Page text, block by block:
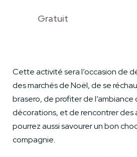
Gratuit
Cette activité sera l’occasion de
des marchés de Noël, de se
brasero, de profiter de l’ambiance
décorations, et de rencontrer des
pourrez aussi savourer un bon
compagnie.